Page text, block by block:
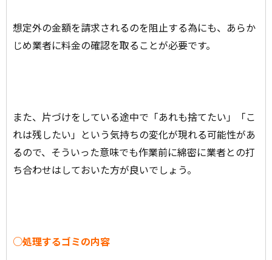
想定外の金額を請求されるのを阻止する為にも、あらか
じめ業者に料金の確認を取ることが必要です。
また、片づけをしている途中で「あれも捨てたい」「こ
れは残したい」という気持ちの変化が現れる可能性があ
るので、そういった意味でも作業前に綿密に業者との打
ち合わせはしておいた方が良いでしょう。
○処理するゴミの内容